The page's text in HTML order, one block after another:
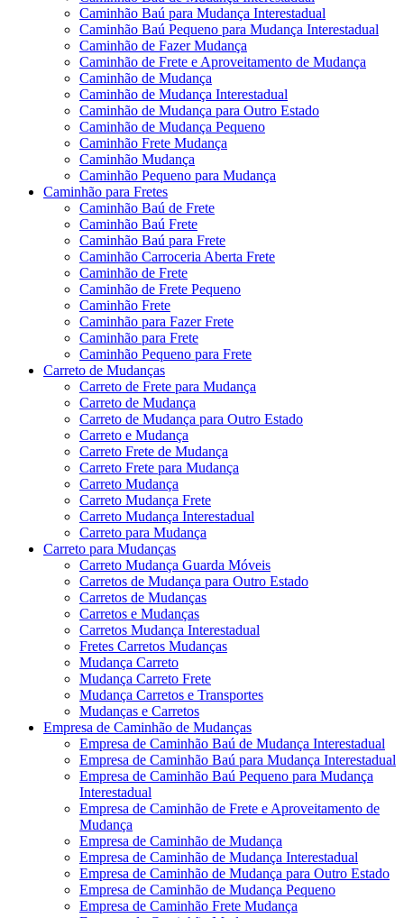
Caminhão Baú para Mudança Interestadual
Caminhão Baú Pequeno para Mudança Interestadual
Caminhão de Fazer Mudança
Caminhão de Frete e Aproveitamento de Mudança
Caminhão de Mudança
Caminhão de Mudança Interestadual
Caminhão de Mudança para Outro Estado
Caminhão de Mudança Pequeno
Caminhão Frete Mudança
Caminhão Mudança
Caminhão Pequeno para Mudança
Caminhão para Fretes
Caminhão Baú de Frete
Caminhão Baú Frete
Caminhão Baú para Frete
Caminhão Carroceria Aberta Frete
Caminhão de Frete
Caminhão de Frete Pequeno
Caminhão Frete
Caminhão para Fazer Frete
Caminhão para Frete
Caminhão Pequeno para Frete
Carreto de Mudanças
Carreto de Frete para Mudança
Carreto de Mudança
Carreto de Mudança para Outro Estado
Carreto e Mudança
Carreto Frete de Mudança
Carreto Frete para Mudança
Carreto Mudança
Carreto Mudança Frete
Carreto Mudança Interestadual
Carreto para Mudança
Carreto para Mudanças
Carreto Mudança Guarda Móveis
Carretos de Mudança para Outro Estado
Carretos de Mudanças
Carretos e Mudanças
Carretos Mudança Interestadual
Fretes Carretos Mudanças
Mudança Carreto
Mudança Carreto Frete
Mudança Carretos e Transportes
Mudanças e Carretos
Empresa de Caminhão de Mudanças
Empresa de Caminhão Baú de Mudança Interestadual
Empresa de Caminhão Baú para Mudança Interestadual
Empresa de Caminhão Baú Pequeno para Mudança
Interestadual
Empresa de Caminhão de Frete e Aproveitamento de
Mudança
Empresa de Caminhão de Mudança
Empresa de Caminhão de Mudança Interestadual
Empresa de Caminhão de Mudança para Outro Estado
Empresa de Caminhão de Mudança Pequeno
Empresa de Caminhão Frete Mudança